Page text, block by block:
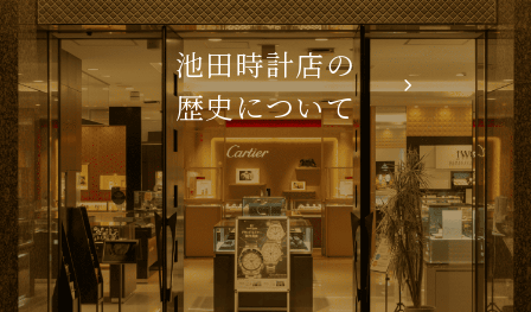
池田時計店の
歴史について